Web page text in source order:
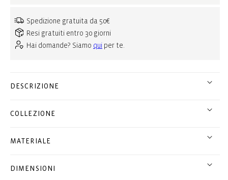
Spedizione gratuita da 50€
Resi gratuiti entro 30 giorni
Hai domande? Siamo qui per te.
DESCRIZIONE
COLLEZIONE
MATERIALE
DIMENSIONI